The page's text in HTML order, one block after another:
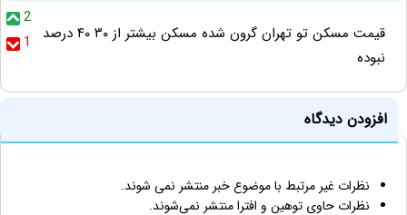
2
1
قیمت مسکن تو تهران گرون شده مسکن بیشتر از ۳۰ ۴۰ درصد
نبوده
افزودن دیدگاه
نظرات غیر مرتبط با موضوع خبر منتشر نمی شوند.
نظرات حاوی توهین و افترا منتشر نمی‌شوند.